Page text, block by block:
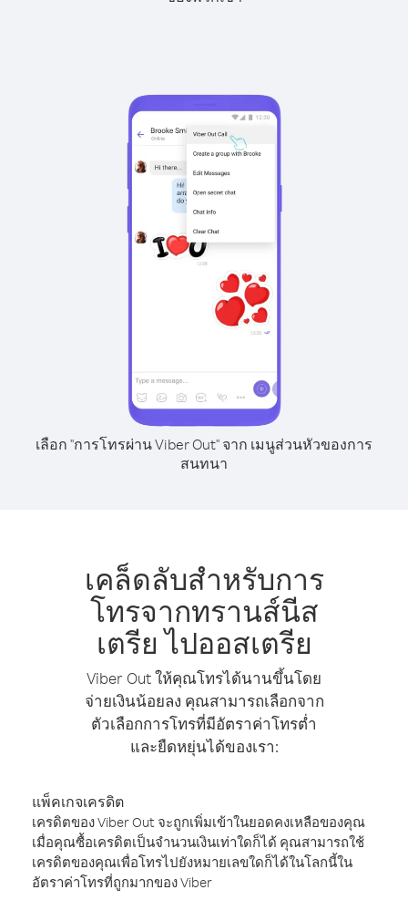
เลือก "การโทรผ่าน Viber Out" จาก เมนูส่วนหัวของการ
สนทนา
เคล็ดลับสำหรับการ
โทรจากทรานส์นีส
เตรีย ไปออสเตรีย
Viber Out ให้คุณโทรได้นานขึ้นโดย
จ่ายเงินน้อยลง คุณสามารถเลือกจาก
ตัวเลือกการโทรที่มีอัตราค่าโทรต่ำ
และยืดหยุ่นได้ของเรา:
แพ็คเกจเครดิต
เครดิตของ Viber Out จะถูกเพิ่มเข้าในยอดคงเหลือของคุณ
เมื่อคุณซื้อเครดิตเป็นจำนวนเงินเท่าใดก็ได้ คุณสามารถใช้
เครดิตของคุณเพื่อโทรไปยังหมายเลขใดก็ได้ในโลกนี้ใน
อัตราค่าโทรที่ถูกมากของ Viber